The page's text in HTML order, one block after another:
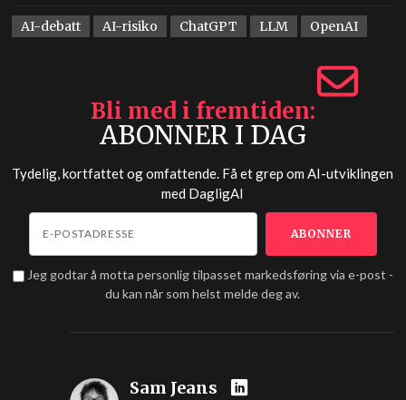
AI-debatt AI-risiko ChatGPT LLM OpenAI
Bli med i fremtiden
ABONNER I DAG
Tydelig, kortfattet og omfattende. Få et grep om AI-utviklingen
med DagligAI
Jeg godtar å motta personlig tilpasset markedsføring via e-post -
du kan når som helst melde deg av.
Sam Jeans